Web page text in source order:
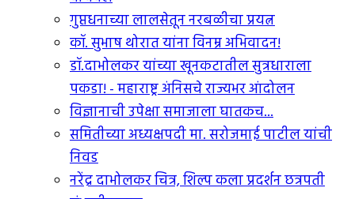
गुप्तधनाच्या लालसेतून नरबळीचा प्रयत्न
कॉ. सुभाष थोरात यांना विनम्र अभिवादन!
डॉ.दाभोलकर यांच्या खूनकटातील सुत्रधाराला
पकडा! - महाराष्ट्र अंनिसचे राज्यभर आंदोलन
विज्ञानाची उपेक्षा समाजाला घातकच...
समितीच्या अध्यक्षपदी मा. सरोजमाई पाटील यांची
निवड
नरेंद्र दाभोलकर चित्र, शिल्प कला प्रदर्शन छत्रपती